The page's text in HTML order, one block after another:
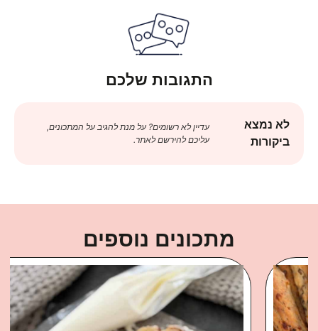
התגובות שלכם
לא נמצא
ביקורות
עדיין לא רשומים? על מנת להגיב על המתכונים,
עליכם להירשם לאתר.
מתכונים נוספים